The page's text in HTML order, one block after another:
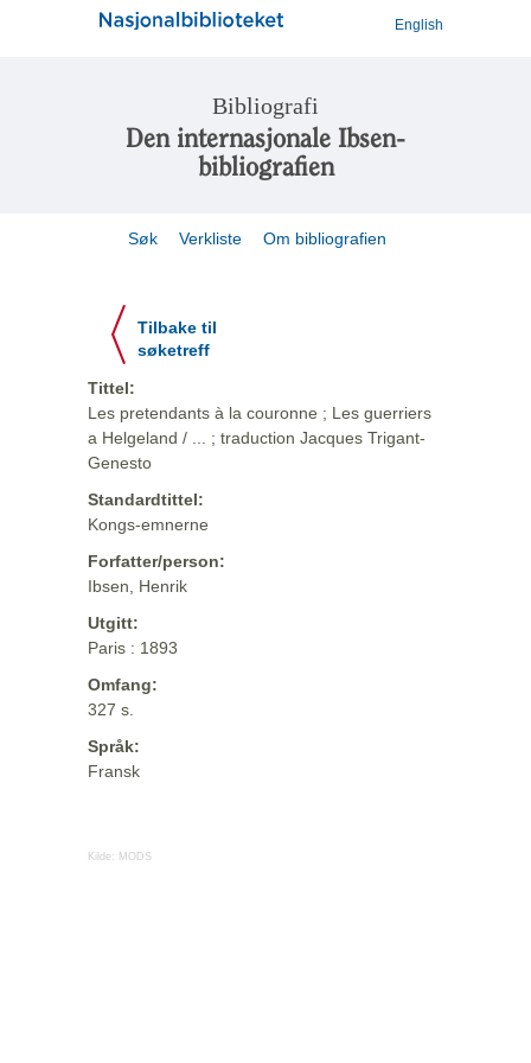
English
Bibliografi
Den internasjonale Ibsen-
bibliografien
Søk Verkliste Om bibliografien
Tilbake til
søketreff
Tittel:
Les pretendants à la couronne ; Les guerriers
a Helgeland / ... ; traduction Jacques Trigant-
Genesto
Standardtittel:
Kongs-emnerne
Forfatter/person:
Ibsen, Henrik
Utgitt:
Paris : 1893
Omfang:
327 s.
Språk:
Fransk
Kilde: MODS